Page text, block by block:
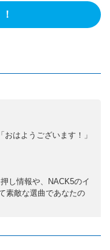
はようございます！」
し情報や、NACK5のイ
素敵な選曲であなたの
番茶代わりに是非お試